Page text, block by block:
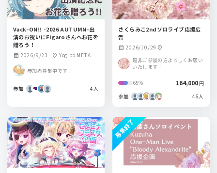
Vack-ON!! -2026 AUTUMN-出
演のお祝いにFigaroさんへお花を
贈ろう！
calendar_month 2026/9/23 location_on Yogibo META V
参加者募集中です！
参加 4人
さくらみこ2ndソロライブ応援広
告
calendar_month 2026/10/29 location_on
是非ご参加の方よろしくお願い
いたします！
65% 164,000円
参加
46人
募集終了